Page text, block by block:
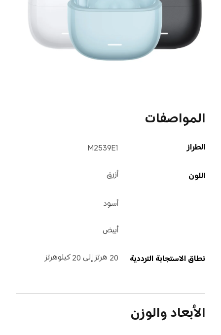
المواصفات
الطراز M2539E1
اللون أزرق
أسود
أبيض
نطاق الاستجابة الترددية 20 هرتز إلى 20 كيلوهرتز
الأبعاد والوزن